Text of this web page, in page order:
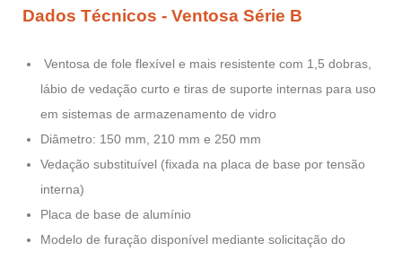
Dados Técnicos - Ventosa Série B
Ventosa de fole flexível e mais resistente com 1,5 dobras,
lábio de vedação curto e tiras de suporte internas para uso
em sistemas de armazenamento de vidro
Diâmetro: 150 mm, 210 mm e 250 mm
Vedação substituível (fixada na placa de base por tensão
interna)
Placa de base de alumínio
Modelo de furação disponível mediante solicitação do